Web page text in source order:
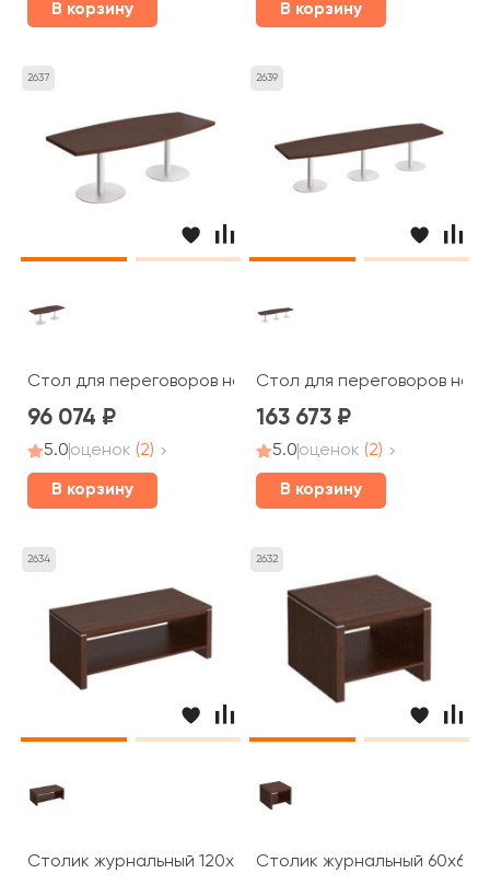
В корзину В корзину
2637
Стол для переговоров на опорах колоннах
96 074
5.0оценок (2)
В корзину
2639
Стол для переговоров на
163 673
5.0оценок (2)
В корзину
2634
Столик журнальный 120x60x45 Cosmo
2632
Столик журнальный